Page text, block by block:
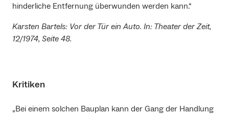
hinderliche Entfernung überwunden werden kann.“
Karsten Bartels: Vor der Tür ein Auto. In: Theater der Zeit,
12/1974, Seite 48.
Kritiken
„Bei einem solchen Bauplan kann der Gang der Handlung